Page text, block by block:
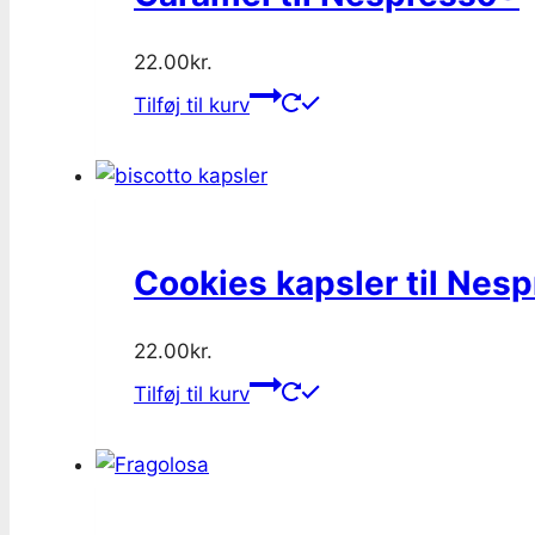
22.00kr.
Tilføj til kurv
Cookies kapsler til
22.00kr.
Tilføj til kurv